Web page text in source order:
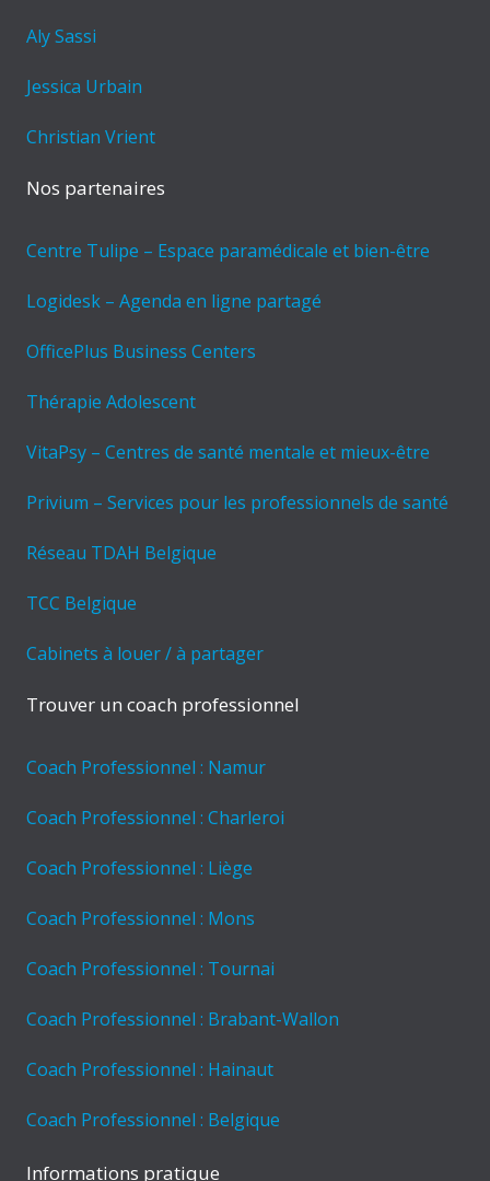
Aly Sassi
Jessica Urbain
Christian Vrient
Nos partenaires
Centre Tulipe – Espace paramédicale et bien-être
Logidesk – Agenda en ligne partagé
OfficePlus Business Centers
Thérapie Adolescent
VitaPsy – Centres de santé mentale et mieux-être
Privium – Services pour les professionnels de santé
Réseau TDAH Belgique
TCC Belgique
Cabinets à louer / à partager
Trouver un coach professionnel
Coach Professionnel : Namur
Coach Professionnel : Charleroi
Coach Professionnel : Liège
Coach Professionnel : Mons
Coach Professionnel : Tournai
Coach Professionnel : Brabant-Wallon
Coach Professionnel : Hainaut
Coach Professionnel : Belgique
Informations pratique